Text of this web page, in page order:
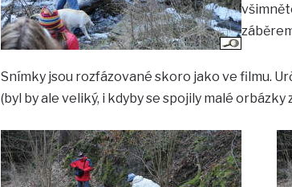
Snímky jsou rozfázované skoro jako ve filmu.
(byl by ale veliký, i kdyby se spojily malé